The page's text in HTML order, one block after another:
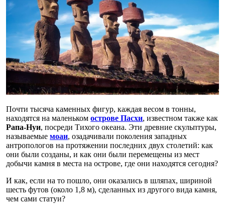
Почти тысяча каменных фигур, каждая весом в тонны,
находятся на маленькомострове Пасхи, известном также как
Рапа-Нуи, посреди Тихого океана. Эти древние скульптуры,
называемыемоаи, озадачивали поколения западных
антропологов на протяжении последних двух столетий: как
они были созданы, и как они были перемещены из мест
добычи камня в места на острове, где они находятся сегодня?
И как, если на то пошло, они оказались в шляпах, шириной
шесть футов (около 1,8 м), сделанных из другого вида камня,
чем сами статуи?